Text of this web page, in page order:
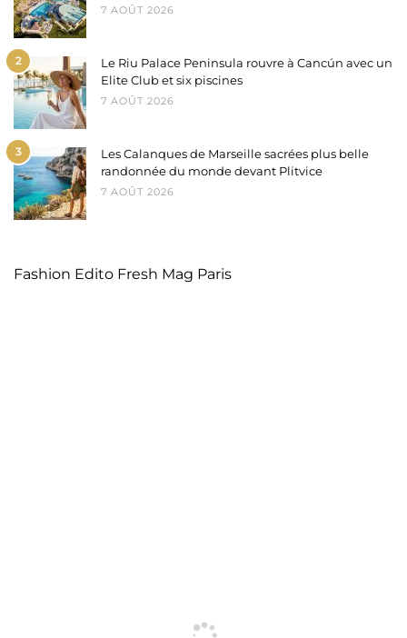
7 AOÛT 2026
2
Le Riu Palace Peninsula rouvre à Cancún avec un
Elite Club et six piscines
7 AOÛT 2026
3
Les Calanques de Marseille sacrées plus belle
randonnée du monde devant Plitvice
7 AOÛT 2026
Fashion Edito Fresh Mag Paris